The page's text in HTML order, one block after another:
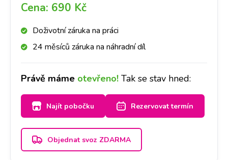
iLoveServis po celé ČR máme velké sklady dílů, tak
abyste ještě DNES měli svůj g980 Samsung Galaxy
S20 opravený v Praze, Brně, Ostravě, Olomouci,
Liberci a Hradci Králové.
Cena: 690 Kč
Doživotní záruka na práci
24 měsíců záruka na náhradní díl
Právě máme otevřeno! Tak se stav hned:
Najít pobočku Rezervovat termín
Objednat svoz ZDARMA